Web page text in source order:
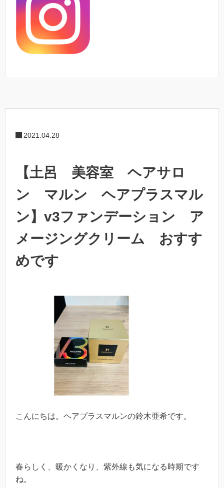
2021.04.28
【土呂 美容室 ヘアサロ
ン マルン ヘアプラスマル
ン】v3ファンデーション ア
メージングクリーム おすす
めです
こんにちは。ヘアプラスマルンの鈴木亜希です。
春らしく、暖かくなり、紫外線も気になる時期です
ね。